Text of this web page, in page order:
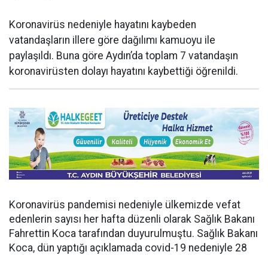
Koronavirüs nedeniyle hayatını kaybeden
vatandaşların illere göre dağılımı kamuoyu ile
paylaşıldı. Buna göre Aydın’da toplam 7 vatandaşın
koronavirüsten dolayı hayatını kaybettiği öğrenildi.
Koronavirüs pandemisi nedeniyle ülkemizde vefat
edenlerin sayısı her hafta düzenli olarak Sağlık Bakanı
Fahrettin Koca tarafından duyurulmuştu. Sağlık Bakanı
Koca, dün yaptığı açıklamada covid-19 nedeniyle 28